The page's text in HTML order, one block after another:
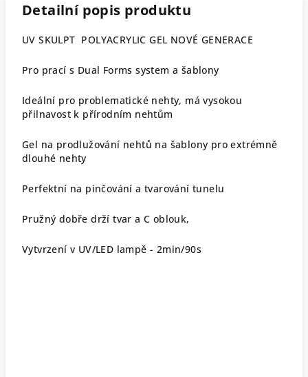
Detailní popis produktu
UV SKULPT POLYACRYLIC GEL NOVÉ GENERACE
Pro prací s Dual Forms system a šablony
Ideální pro problematické nehty, má vysokou
přilnavost k přírodním nehtům
Gel na prodlužování nehtů na šablony pro extrémně
dlouhé nehty
Perfektní na pinčování a tvarování tunelu
Pružný dobře drží tvar a C oblouk,
Vytvrzení v UV/LED lampě - 2min/90s